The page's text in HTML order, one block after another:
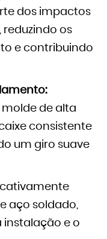
dos impactos
os
e contribuindo
de alta
consistente
um giro suave
aço soldado,
instalação e o